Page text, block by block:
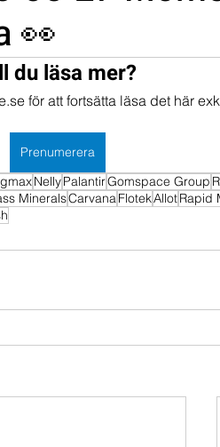
👀
du läsa mer?
för att fortsätta läsa det här
Prenumerera
NellyPalantirGomspace Group
MineralsCarvanaFlotekAllotRapid